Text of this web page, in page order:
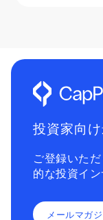
投資家向
ご登録いた
的な投資イ
メールマガ